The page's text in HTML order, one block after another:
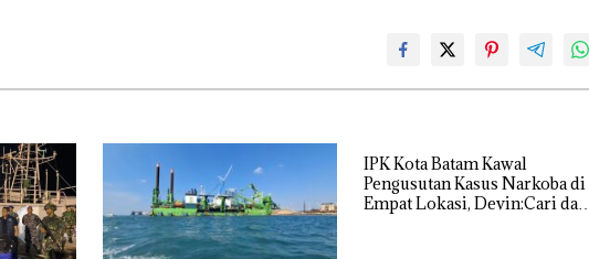
IPK Kota Batam Kawal
Pengusutan Kasus Narkoba di
Empat Lokasi, Devin:Cari dan